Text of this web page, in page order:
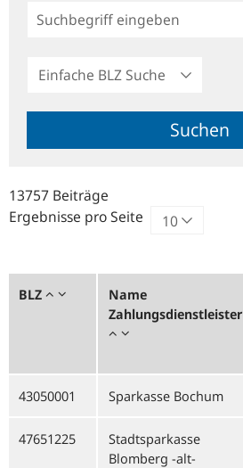
Einfache
Suche
Suchen
13757 Beiträge
Ergebnisse pro Seite
BLZ
Name
Zahlungsdienstleister
43050001 Sparkasse Bochum
47651225
Stadtsparkasse
Blomberg -alt-